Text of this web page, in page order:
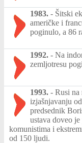
1983. - Šitski
američke i
poginulo, a 86
1992. - Na
zemljotresu
1993. - Rusi na
izjašnjavanju
predsednik
ustava doveo
komunistima i
od 150 ljudi.